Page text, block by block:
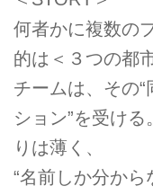
何者かに複数の
的は＜３つの都
チームは、その
ション”を受け
りは薄く、
“名前しか分か